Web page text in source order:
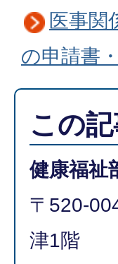
医事関
の申請書
この
健康福祉
〒520-
津1階